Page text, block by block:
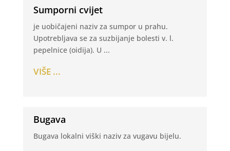
Sumporni cvijet
je uobičajeni naziv za sumpor u prahu.
Upotrebljava se za suzbijanje bolesti v. l.
pepelnice (oidija). U ...
VIŠE ...
Bugava
Bugava lokalni viški naziv za vugavu bijelu.